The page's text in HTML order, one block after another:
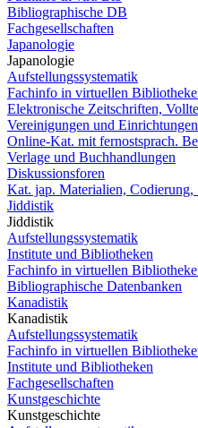
Bibliographische DB
Fachgesellschaften
Japanologie
Japanologie
Aufstellungssystematik
Fachinfo in virtuellen
Elektronische Zeitschriften,
Vereinigungen und Einrichtungen
Online-Kat. mit fernostsprach.
Verlage und Buchhandlungen
Diskussionsforen
Kat. jap. Materialien, Codierung,
Jiddistik
Jiddistik
Aufstellungssystematik
Institute und Bibliotheken
Fachinfo in virtuellen
Bibliographische Datenbanken
Kanadistik
Kanadistik
Aufstellungssystematik
Fachinfo in virtuellen
Institute und Bibliotheken
Fachgesellschaften
Kunstgeschichte
Kunstgeschichte